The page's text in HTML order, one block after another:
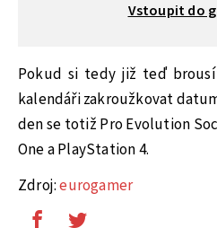
Vstoupit do
Pokud si tedy již teď
kalendáři zakroužkovat
den se totiž Pro Evolution
One a PlayStation 4.
Zdroj:eurogamer